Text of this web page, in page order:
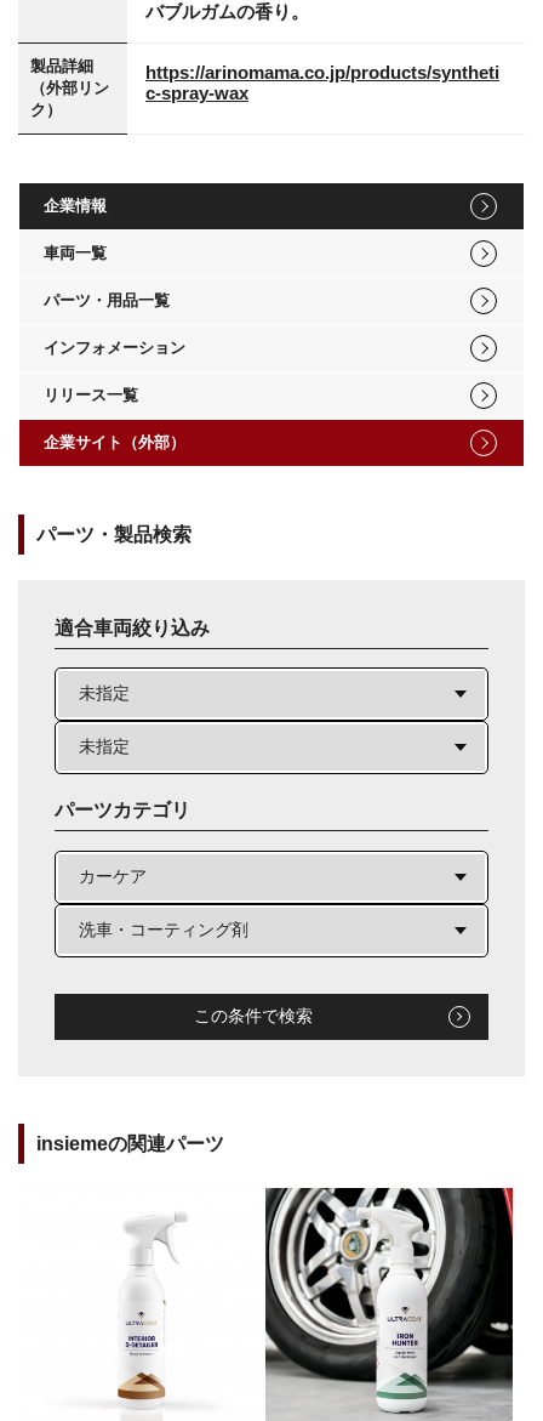
バブルガムの香り。
製品詳細
（外部リン
ク）
https://arinomama.co.jp/products/syntheti
c-spray-wax
企業情報
車両一覧
パーツ・用品一覧
インフォメーション
リリース一覧
企業サイト（外部）
パーツ・製品検索
適合車両絞り込み
パーツカテゴリ
この条件で検索
insiemeの関連パーツ